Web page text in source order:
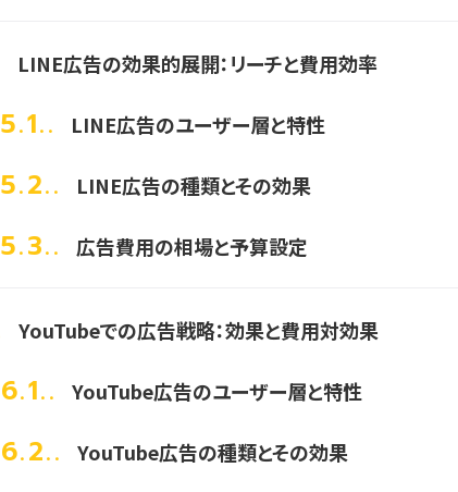
LINE広告の効果的展開：リーチと費用効率
5.1. LINE広告のユーザー層と特性
5.2. LINE広告の種類とその効果
5.3. 広告費用の相場と予算設定
YouTubeでの広告戦略：効果と費用対効果
6.1. YouTube広告のユーザー層と特性
6.2. YouTube広告の種類とその効果